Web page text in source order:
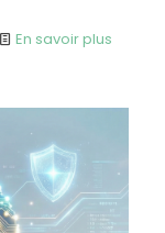
En savoir plus